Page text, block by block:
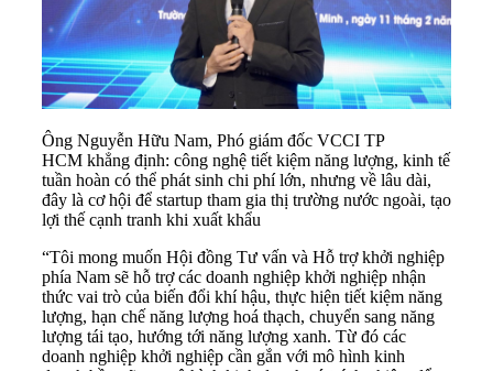
Ông Nguyễn Hữu Nam, Phó giám đốc VCCI TP
HCM khẳng định: công nghệ tiết kiệm năng lượng, kinh tế
tuần hoàn có thể phát sinh chi phí lớn, nhưng về lâu dài,
đây là cơ hội để startup tham gia thị trường nước ngoài, tạo
lợi thế cạnh tranh khi xuất khẩu
“Tôi mong muốn Hội đồng Tư vấn và Hỗ trợ khởi nghiệp
phía Nam sẽ hỗ trợ các doanh nghiệp khởi nghiệp nhận
thức vai trò của biến đổi khí hậu, thực hiện tiết kiệm năng
lượng, hạn chế năng lượng hoá thạch, chuyển sang năng
lượng tái tạo, hướng tới năng lượng xanh. Từ đó các
doanh nghiệp khởi nghiệp cần gắn với mô hình kinh